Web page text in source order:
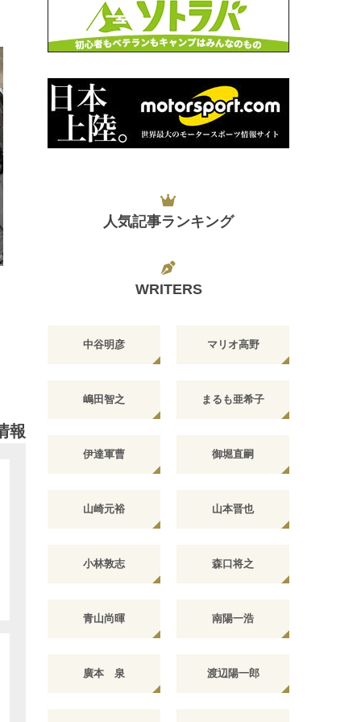
報
人気記事ランキング
WRITERS
中谷明彦 マリオ高野
嶋田智之 まるも亜希子
伊達軍曹 御堀直嗣
山崎元裕 山本晋也
小林敦志 森口将之
青山尚暉 南陽一浩
廣本 泉 渡辺陽一郎